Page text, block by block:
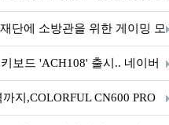
단에 소방관을 위한 게이밍 모
보드 'ACH108' 출시.. 네이버
지,COLORFUL CN600 PRO